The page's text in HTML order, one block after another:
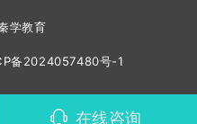
学教育
备2024057480号-1
在线咨询